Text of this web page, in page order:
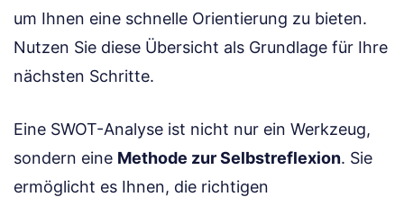
um Ihnen eine schnelle Orientierung zu bieten.
Nutzen Sie diese Übersicht als Grundlage für Ihre
nächsten Schritte.
Eine SWOT-Analyse ist nicht nur ein Werkzeug,
sondern eine Methode zur Selbstreflexion. Sie
ermöglicht es Ihnen, die richtigen